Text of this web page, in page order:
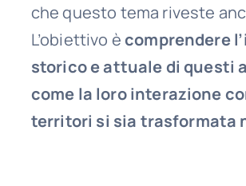
che questo tema riveste
L’obiettivo ècomprendere
storico e attuale di questi
come la loro interazione
territori si sia trasformata